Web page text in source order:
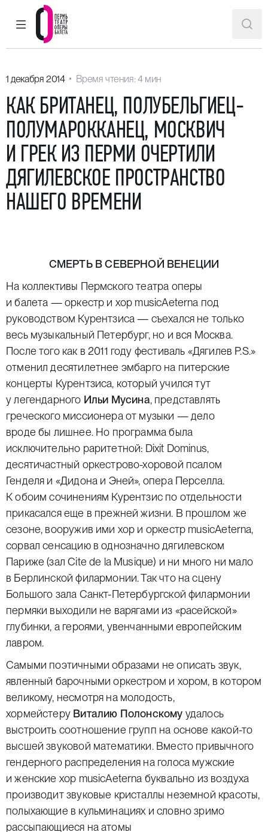
ГЛАВНОЕ МЕНЮ
Пермский театр оперы и балета
1 декабря 2014 Время чтения: 4 мин
КАК БРИТАНЕЦ, ПОЛУБЕЛЬГИЕЦ-
ПОЛУМАРОККАНЕЦ, МОСКВИЧ
И ГРЕК ИЗ ПЕРМИ ОЧЕРТИЛИ
ДЯГИЛЕВСКОЕ ПРОСТРАНСТВО
НАШЕГО ВРЕМЕНИ
СМЕРТЬ В СЕВЕРНОЙ ВЕНЕЦИИ
На коллективы Пермского театра оперы
и балета — оркестр и хор musicAeterna под
руководством Курентзиса — съехался не только
весь музыкальный Петербург, но и вся Москва.
После того как в 2011 году фестиваль «Дягилев P.S.»
отменил десятилетнее эмбарго на питерские
концерты Курентзиса, который учился тут
у легендарного Ильи Мусина, представлять
греческого миссионера от музыки — дело
вроде бы лишнее. Но программа была
исключительно раритетной: Dixit Dominus,
десятичастный оркестрово-хоровой псалом
Генделя и «Дидона и Эней», опера Перселла.
К обоим сочинениям Курентзис по отдельности
прикасался еще в прежней жизни. В прошлом же
сезоне, вооружив ими хор и оркестр musicAeterna,
сорвал сенсацию в однозначно дягилевском
Париже (зал Cite de la Musique) и ни много ни мало
в Берлинской филармонии. Так что на сцену
Большого зала Санкт-Петербургской филармонии
пермяки выходили не варягами из «расейской»
глубинки, а героями, увенчанными европейским
лавром.
Самыми поэтичными образами не описать звук,
явленный барочными оркестром и хором, в котором
великому, несмотря на молодость,
хормейстеру Виталию Полонскому удалось
выстроить соотношение групп на основе какой-то
высшей звуковой математики. Вместо привычного
гендерного распределения на голоса мужские
и женские хор musicAeterna буквально из воздуха
производит звуковые кристаллы неземной красоты,
полыхающие в кульминациях и словно зримо
рассыпающиеся на атомы